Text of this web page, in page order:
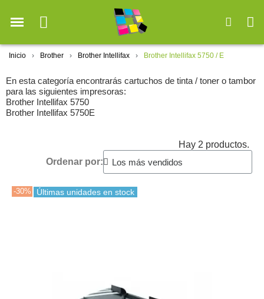
Inicio Brother Brother Intellifax Brother Intellifax 5750 / E
En esta categoría encontrarás cartuchos de tinta / toner o tambor
para las siguientes impresoras:
Brother Intellifax 5750
Brother Intellifax 5750E
Hay 2 productos.
Ordenar por:
-30% Últimas unidades en stock